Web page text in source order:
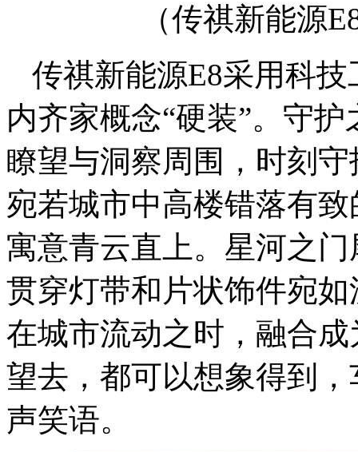
（传祺新能源
传祺新能源E8采用科
内齐家概念“硬装”。 守护
瞭望与洞察周围 ，时刻
宛若城市中高楼错落有
寓意青云直上。 星河之
贯穿灯带和片状饰件宛
在城市流动之时， 融合
望去，都可以想象得到
声笑语。